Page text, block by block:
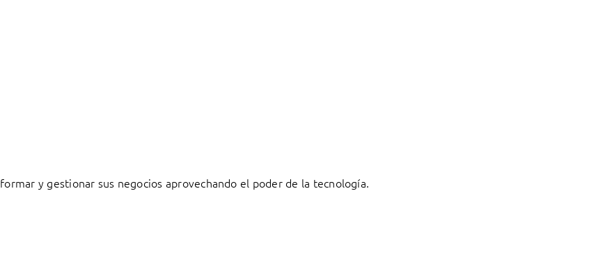
y gestionar sus negocios aprovechando el poder de la tecnología.